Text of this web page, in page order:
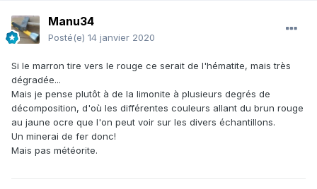
Manu34
Posté(e) 14 janvier 2020
Si le marron tire vers le rouge ce serait de l'hématite, mais très
dégradée...
Mais je pense plutôt à de la limonite à plusieurs degrés de
décomposition, d'où les différentes couleurs allant du brun rouge
au jaune ocre que l'on peut voir sur les divers échantillons.
Un minerai de fer donc!
Mais pas météorite.